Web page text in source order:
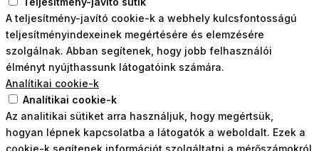
A teljesítmény-javító cookie-k a webhely kulcsfontosságú
teljesítményindexeinek megértésére és elemzésére
szolgálnak. Abban segítenek, hogy jobb felhasználói
élményt nyújthassunk látogatóink számára.
Analítikai cookie-k
Analítikai cookie-k
Az analitikai sütiket arra használjuk, hogy megértsük,
hogyan lépnek kapcsolatba a látogatók a weboldalt. Ezek a
cookie-k segítenek információt szolgáltatni a mérőszámokról